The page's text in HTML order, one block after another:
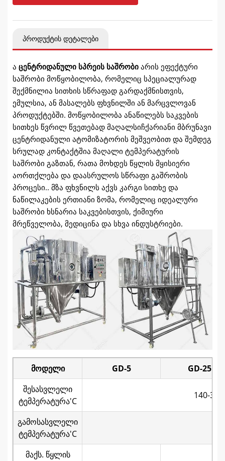
პროდუქტის დეტალები
ა ცენტრიდანული სპრეის საშრობი არის ეფექტური
საშრობი მოწყობილობა, რომელიც სპეციალურად
შექმნილია სითხის სწრაფად გარდაქმნისთვის,
ემულსია, ან მასალებს ფხვნილში ან მარცვლოვან
პროდუქტებში. მოწყობილობა ანაწილებს საკვების
სითხეს წვრილ წვეთებად მაღალსიჩქარიანი მბრუნავი
ცენტრიდანული ატომიზატორის მეშვეობით და შემდეგ
სრულად კონტაქტშია მაღალი ტემპერატურის
საშრობი გაზთან, რათა მოხდეს წყლის მყისიერი
აორთქლება და დაასრულოს სწრაფი გაშრობის
პროცესი.. მზა ფხვნილს აქვს კარგი სითხე და
ნაწილაკების ერთიანი ზომა, რომელიც იდეალური
საშრობი ხსნარია საკვებისთვის, ქიმიური
მრეწველობა, მედიცინა და სხვა ინდუსტრიები.
მოდელი GD-5
GD-25
შესასვლელი
ტემპერატურა'C
140-
გამოსასვლელი
ტემპერატურა'C
მაქს. წყლის